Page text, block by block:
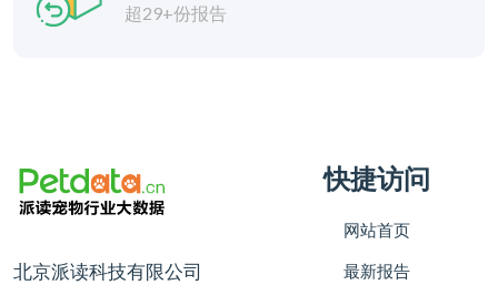
超29+份报告
北京派读科技有限公司
快捷访问
网站首页
最新报告